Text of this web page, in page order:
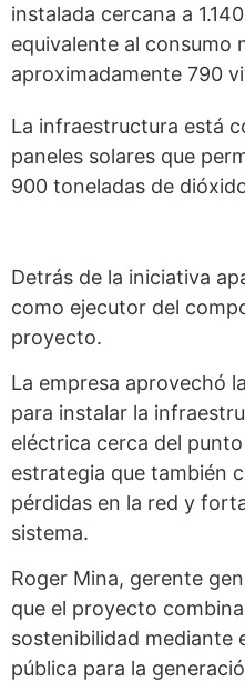
instalada cercana a
equivalente al consumo
aproximadamente 790
La infraestructura está
paneles solares que
900 toneladas de
Detrás de la iniciativa
como ejecutor del
proyecto.
La empresa aprovechó
para instalar la
eléctrica cerca del
estrategia que también
pérdidas en la red y
sistema.
Roger Mina, gerente
que el proyecto
sostenibilidad mediante
pública para la